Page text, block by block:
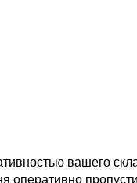
вашего
оперативно